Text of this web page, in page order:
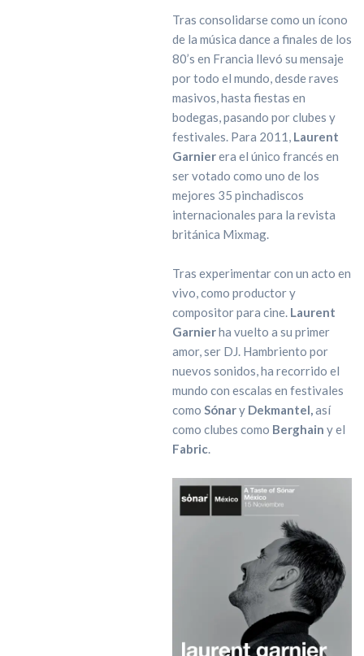
Tras consolidarse como un ícono
de la música dance a finales de los
80’s en Francia llevó su mensaje
por todo el mundo, desde raves
masivos, hasta fiestas en
bodegas, pasando por clubes y
festivales. Para 2011, Laurent
Garnierera el único francés en
ser votado como uno de los
mejores 35 pinchadiscos
internacionales para la revista
británica Mixmag.
Tras experimentar con un acto en
vivo, como productor y
compositor para cine. Laurent
Garnierha vuelto a su primer
amor, ser DJ. Hambriento por
nuevos sonidos, ha recorrido el
mundo con escalas en festivales
como Sónary Dekmantel,así
como clubes como Berghain y el
Fabric.